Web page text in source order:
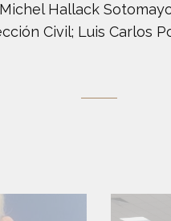
Hallack
Civil; Luis Carlos